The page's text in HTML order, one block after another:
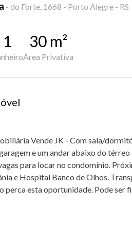
- do Forte, 1668 - Porto Alegre - RS
1 30 m²
Área Privativa
Vende JK - Com sala/
e um andar abaixo do
para locar no condomínio.
e Hospital Banco de Olhos.
perca esta oportunidade. Pode ser